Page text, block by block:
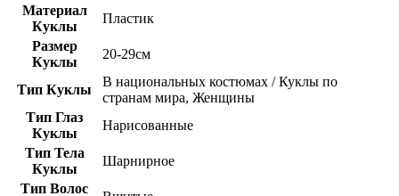
Материал
Куклы
Пластик
Размер
Куклы
20-29см
Тип Куклы
В национальных костюмах / Куклы по
странам мира, Женщины
Тип Глаз
Куклы
Нарисованные
Тип Тела
Куклы
Шарнирное
Тип Волос